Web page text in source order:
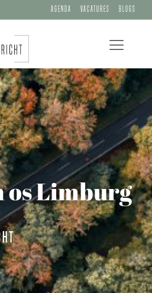
Agenda Vacatures Blogs
os Limburg